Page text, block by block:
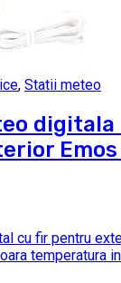
, Statii meteo
digitala
Emos
cu fir pentru
temperatura